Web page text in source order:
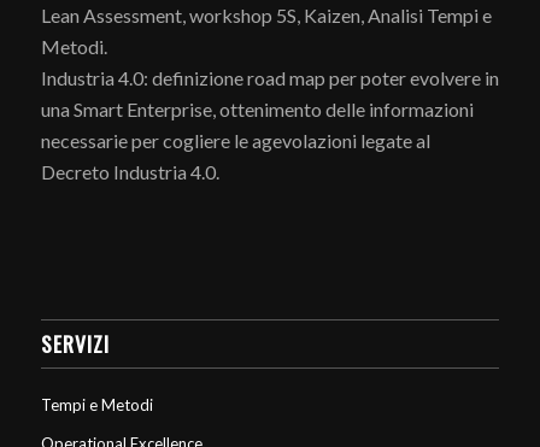
Lean Assessment, workshop 5S, Kaizen, Analisi Tempi e
Metodi.
Industria 4.0: definizione road map per poter evolvere in
una Smart Enterprise, ottenimento delle informazioni
necessarie per cogliere le agevolazioni legate al
Decreto Industria 4.0.
SERVIZI
Tempi e Metodi
Operational Excellence